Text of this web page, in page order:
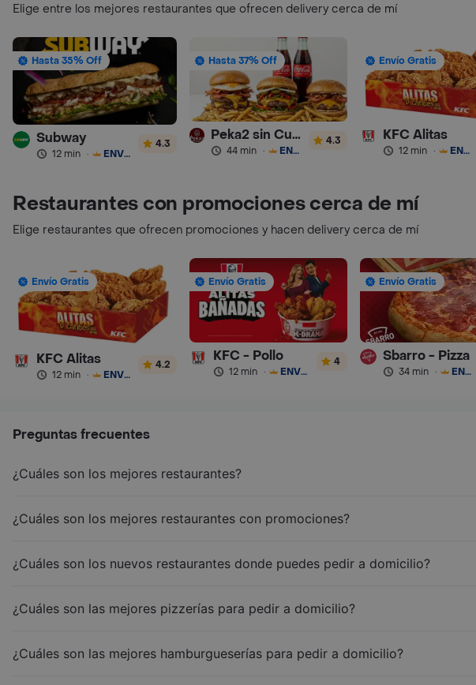
Elige entre los mejores restaurantes que ofrecen delivery cerca de mí
Hasta 35% Off
Subway
12 min · ENVÍO GRATIS
4.3
Hasta 37% Off
Peka2 sin Culpa Lourdes
44 min · ENVÍO GRATIS
4.3
Envío Gratis
KFC Alitas
12 min · ENVÍO GRATIS
Restaurantes con promociones cerca de mí
Elige restaurantes que ofrecen promociones y hacen delivery cerca de mí
Envío Gratis
KFC Alitas
12 min · ENVÍO GRATIS
4.2
Envío Gratis
KFC - Pollo
12 min · ENVÍO GRATIS
4
Envío Gratis
Sbarro - Pizza
34 min · ENVÍO GRATIS
Preguntas frecuentes
¿Cuáles son los mejores restaurantes?
¿Cuáles son los mejores restaurantes con promociones?
¿Cuáles son los nuevos restaurantes donde puedes pedir a domicilio?
¿Cuáles son las mejores pizzerías para pedir a domicilio?
¿Cuáles son las mejores hamburgueserías para pedir a domicilio?